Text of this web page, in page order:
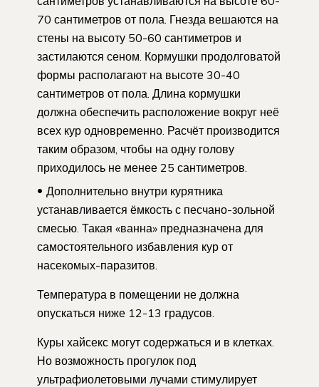
70 сантиметров от пола. Гнезда вешаются на
стены на высоту 50-60 сантиметров и
застилаются сеном. Кормушки продолговатой
формы располагают на высоте 30-40
сантиметров от пола. Длина кормушки
должна обеспечить расположение вокруг неё
всех кур одновременно. Расчёт производится
таким образом, чтобы на одну голову
приходилось не менее 25 сантиметров.
Дополнительно внутри курятника
устанавливается ёмкость с песчано-зольной
смесью. Такая «ванна» предназначена для
самостоятельного избавления кур от
насекомых-паразитов.
Температура в помещении не должна
опускаться ниже 12-13 градусов.
Куры хайсекс могут содержаться и в клетках.
Но возможность прогулок под
ультрафиолетовыми лучами стимулирует